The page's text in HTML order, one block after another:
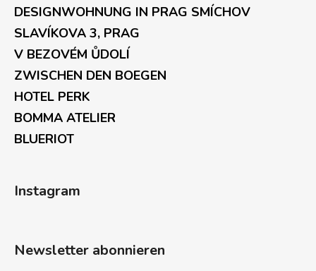
DESIGNWOHNUNG IN PRAG SMÍCHOV
SLAVÍKOVA 3, PRAG
V BEZOVÉM ŮDOLÍ
ZWISCHEN DEN BOEGEN
HOTEL PERK
BOMMA ATELIER
BLUERIOT
Instagram
Newsletter abonnieren